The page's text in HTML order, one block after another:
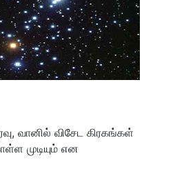
வானில் விசேட கிரகங்கள்
முடியும் என